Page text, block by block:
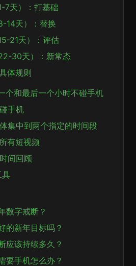
7天）：打基础
14天）：替换
21天）：评估
30天）：新常态
体规则
个和最后一个小时不碰手机
手机
集中到两个指定的时间段
有短视频
间回顾
具
数字戒断？
的新年目标吗？
应该持续多久？
要手机怎么办？